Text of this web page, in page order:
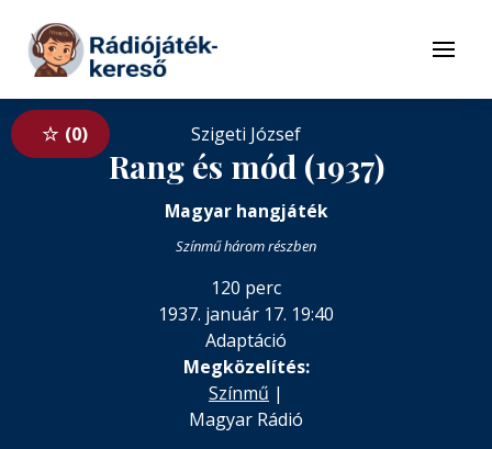
Tovább a tartalomhoz
Menü
0 Szigeti József
Rang és mód (1937)
Magyar hangjáték
Színmű három részben
120 perc
1937. január 17. 19:40
Adaptáció
Megközelítés:
Színmű |
Magyar Rádió